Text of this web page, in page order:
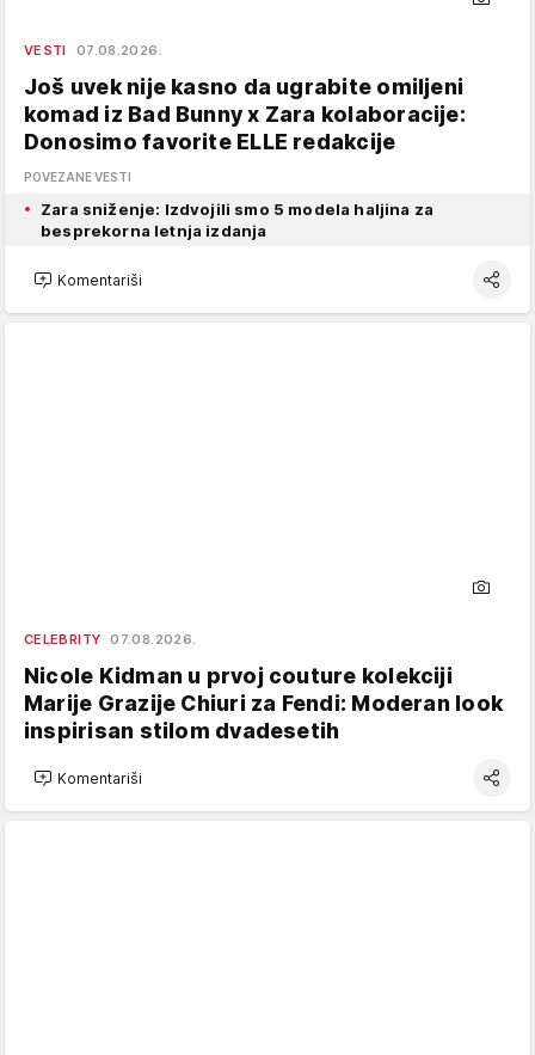
VESTI 07.08.2026.
Još uvek nije kasno da ugrabite omiljeni
komad iz Bad Bunny x Zara kolaboracije:
Donosimo favorite ELLE redakcije
POVEZANE VESTI
Zara sniženje: Izdvojili smo 5 modela haljina za
besprekorna letnja izdanja
Komentariši
CELEBRITY 07.08.2026.
Nicole Kidman u prvoj couture kolekciji
Marije Grazije Chiuri za Fendi: Moderan look
inspirisan stilom dvadesetih
Komentariši